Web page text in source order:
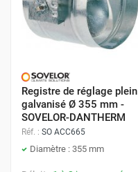
Registre de réglage plein
galvanisé Ø 355 mm -
SOVELOR-DANTHERM
Réf. : SO ACC665
Diamètre : 355 mm